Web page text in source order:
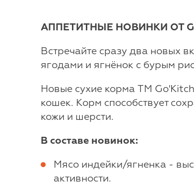
АППЕТИТНЫЕ НОВИНКИ ОТ
Встречайте сразу два новых
ягодами и ягнёнок с бурым
Новые сухие корма TM
кошек. Корм способствует
кожи и шерсти.
В составе новинок:
Мясо индейки/ягненка -
активности.